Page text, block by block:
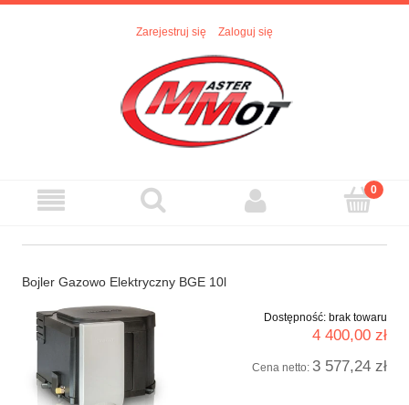
Zarejestruj się Zaloguj się
Bojler Gazowo Elektryczny BGE 10l
Dostępność: brak towaru
4 400,00 zł
Cena netto: 3 577,24 zł